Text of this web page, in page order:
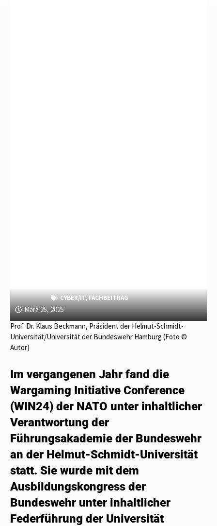
CYBER/IT,FACHBEITRAG
März 25, 2025
Prof. Dr. Klaus Beckmann, Präsident der Helmut-Schmidt-
Universität/Universität der Bundeswehr Hamburg (Foto ©
Autor)
Im vergangenen Jahr fand die
Wargaming Initiative Conference
(WIN24) der NATO unter inhaltlicher
Verantwortung der
Führungsakademie der Bundeswehr
an der Helmut-Schmidt-Universität
statt. Sie wurde mit dem
Ausbildungskongress der
Bundeswehr unter inhaltlicher
Federführung der Universität